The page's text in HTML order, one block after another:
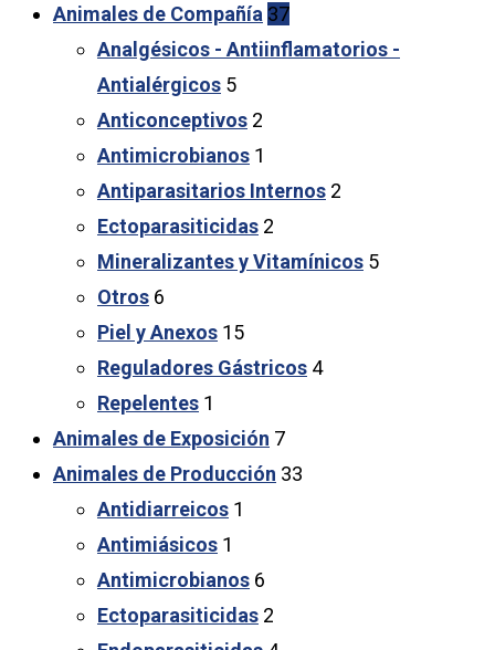
Animales de Compañía 37
Analgésicos - Antiinflamatorios -
Antialérgicos 5
Anticonceptivos 2
Antimicrobianos 1
Antiparasitarios Internos 2
Ectoparasiticidas 2
Mineralizantes y Vitamínicos 5
Otros 6
Piel y Anexos 15
Reguladores Gástricos 4
Repelentes 1
Animales de Exposición 7
Animales de Producción 33
Antidiarreicos 1
Antimiásicos 1
Antimicrobianos 6
Ectoparasiticidas 2